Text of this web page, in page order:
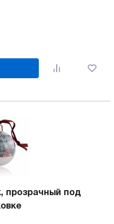
прозрачный под